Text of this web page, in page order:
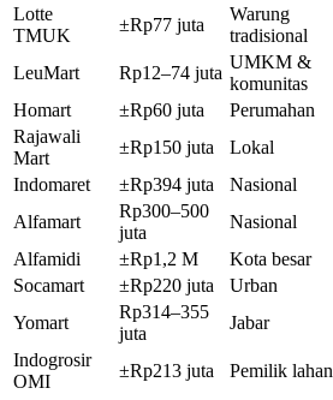
Lotte
TMUK
±Rp77 juta
Warung
tradisional
LeuMart
Rp12–74 juta
UMKM &
komunitas
Homart
±Rp60 juta Perumahan
Rajawali
Mart
±Rp150 juta Lokal
Indomaret
±Rp394 juta Nasional
Alfamart
Rp300–500
juta
Nasional
Alfamidi
±Rp1,2 M Kota besar
Socamart
±Rp220 juta Urban
Yomart
Rp314–355
juta
Jabar
Indogrosir
OMI
±Rp213 juta Pemilik lahan